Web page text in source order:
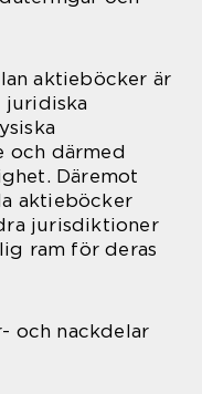
aktieböcker är
juridiska
och därmed
Däremot
aktieböcker
jurisdiktioner
ram för deras
och nackdelar